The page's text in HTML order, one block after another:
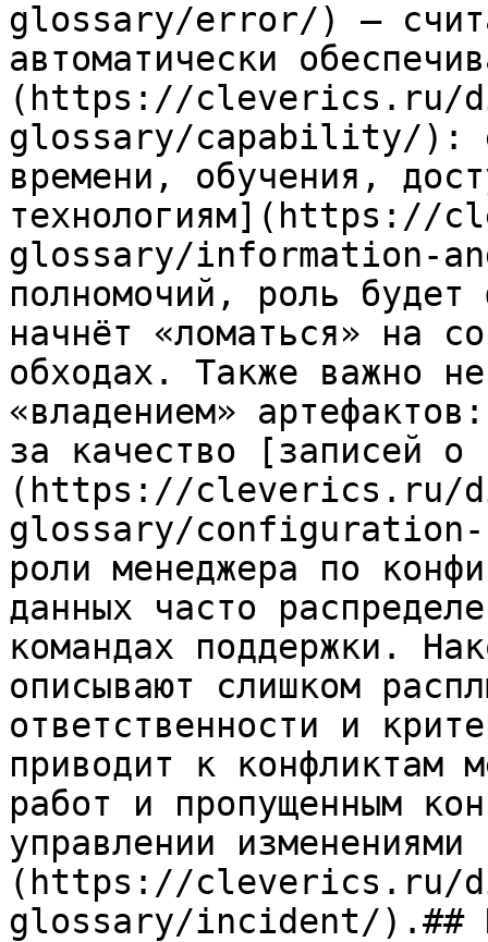
glossary/error/) —
автоматически
(https://cleverics.ru/
glossary/capability/):
времени, обучения,
glossary/information-
полномочий, роль
начнёт «ломаться» на
обходах. Также важно
«владением»
за качество [записей о
(https://cleverics.ru/
glossary/configuration-
роли менеджера по
данных часто
командах поддержки.
описывают слишком
ответственности и
приводит к конфликтам
работ и пропущенным
управлении
(https://cleverics.ru/
glossary/incident/).##